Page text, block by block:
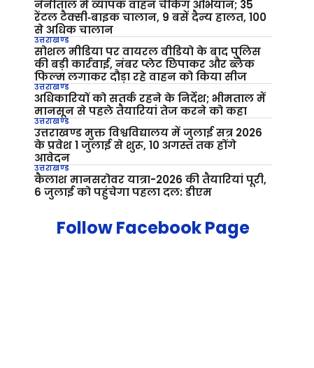
नैनीताल में व्यापक वाहन चेकिंग अभियान; 35
रेंटल टैक्सी‑बाइक चालान, 9 बसें दैन्य हालत, 100
से अधिक चालान
उत्तराखण्ड
सोशल मीडिया पर वायरल वीडियो के बाद पुलिस
की बड़ी कार्रवाई, नंबर प्लेट छिपाकर और ब्लैक
फिल्म लगाकर दौड़ा रहे वाहन को किया सीज
उत्तराखण्ड
अधिकारियों को सतर्क रहने के निर्देश; भीमताल में
मानसून से पहले तैयारियां तेज करने को कहा
उत्तराखण्ड
उत्तराखण्ड मुक्त विश्वविद्यालय में जुलाई सत्र 2026
के प्रवेश 1 जुलाई से शुरू, 10 अगस्त तक होंगे
आवेदन
उत्तराखण्ड
कैलाश मानसरोवर यात्रा-2026 की तैयारियां पूरी,
6 जुलाई को पहुंचेगा पहला दल: डीएम
Follow Facebook Page